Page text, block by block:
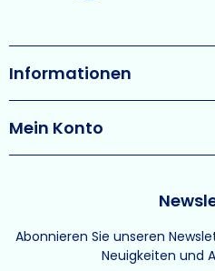
Abonnieren Sie unseren
Neuigkeiten und
Informationen
Mein Konto